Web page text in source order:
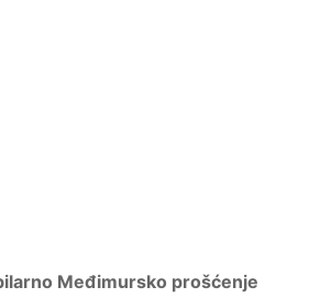
Međimursko prošćenje